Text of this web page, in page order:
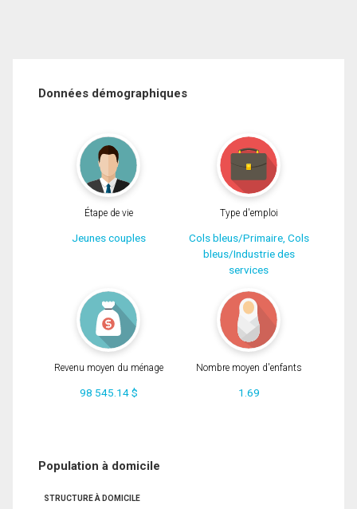
Données démographiques
Étape de vie
Jeunes couples
Type d'emploi
Cols bleus/Primaire, Cols
bleus/Industrie des
services
Revenu moyen du ménage
98 545.14 $
Nombre moyen d'enfants
1.69
Population à domicile
STRUCTURE À DOMICILE